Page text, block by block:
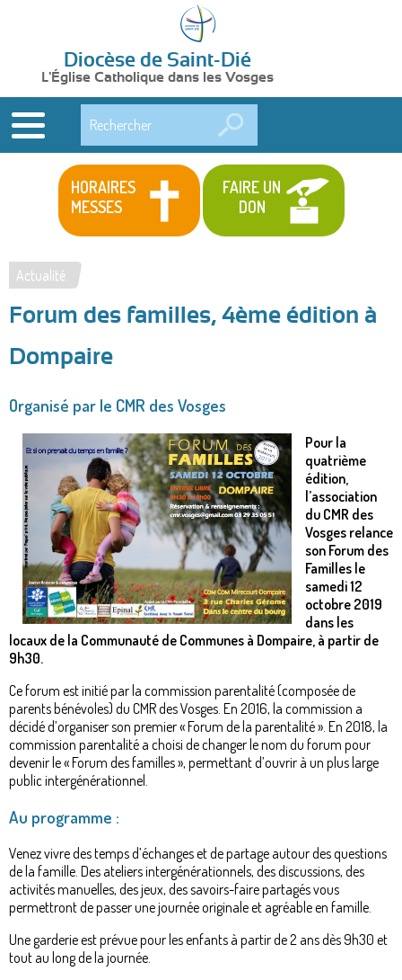
Diocèse de Saint-Dié
L'Église Catholique dans les Vosges
HORAIRES
MESSES
FAIRE UN
DON
Vous
êtes
ici
Actualité
Forum des familles, 4ème édition à
Dompaire
Organisé par le CMR des Vosges
Pour la
quatrième
édition,
l’association
du CMR des
Vosges relance
son Forum des
Familles le
samedi 12
octobre 2019
dans les
locaux de la Communauté de Communes à Dompaire, à partir de
9h30.
Ce forum est initié par la commission parentalité (composée de
parents bénévoles) du CMR des Vosges. En 2016, la commission a
décidé d’organiser son premier « Forum de la parentalité ». En 2018, la
commission parentalité a choisi de changer le nom du forum pour
devenir le « Forum des familles », permettant d’ouvrir à un plus large
public intergénérationnel.
Au programme :
Venez vivre des temps d’échanges et de partage autour des questions
de la famille. Des ateliers intergénérationnels, des discussions, des
activités manuelles, des jeux, des savoirs-faire partagés vous
permettront de passer une journée originale et agréable en famille.
Une garderie est prévue pour les enfants à partir de 2 ans dès 9h30 et
tout au long de la journée.